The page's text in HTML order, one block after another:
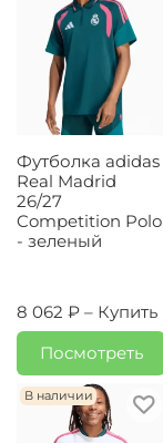
Футболка adidas
Real Madrid
26/27
Competition Polo
- зеленый
8 062 ₽ – Купить
Посмотреть
В наличии